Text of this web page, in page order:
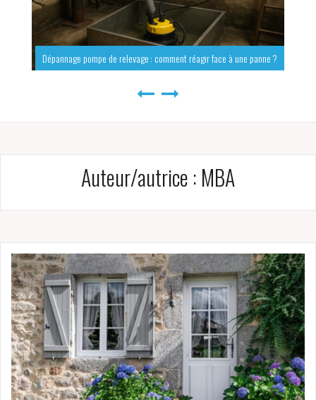
Dépannage pompe de relevage : comment réagir face à une panne ?
Auteur/autrice : MBA